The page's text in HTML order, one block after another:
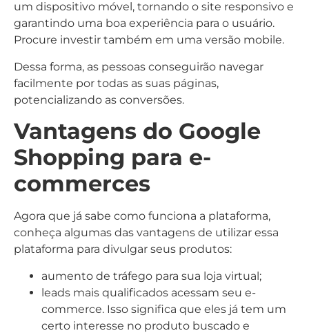
um dispositivo móvel, tornando o site responsivo e
garantindo uma boa experiência para o usuário.
Procure investir também em uma versão mobile.
Dessa forma, as pessoas conseguirão navegar
facilmente por todas as suas páginas,
potencializando as conversões.
Vantagens do Google
Shopping para e-
commerces
Agora que já sabe como funciona a plataforma,
conheça algumas das vantagens de utilizar essa
plataforma para divulgar seus produtos:
aumento de tráfego para sua loja virtual;
leads mais qualificados acessam seu e-
commerce. Isso significa que eles já tem um
certo interesse no produto buscado e